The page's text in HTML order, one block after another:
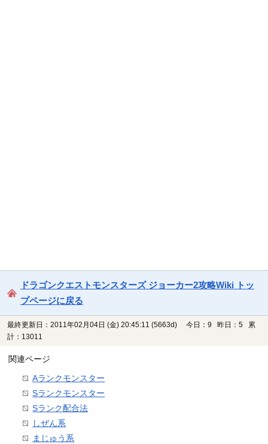
ドラゴンクエストモンスターズ ジョーカー2攻略Wiki トッ
プページに戻る
最終更新日：2011年02月04日 (金) 20:45:11 (5663d)
今日：9 昨日：5 累
計：13011
関連ページ
Aランクモンスター
Sランクモンスター
Sランク配合法
しぜん系
まじゅう系